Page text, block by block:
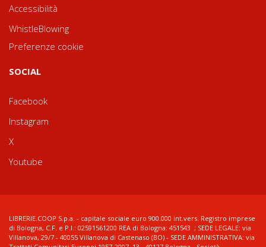
Accessibilità
WhistleBlowing
Preferenze cookie
SOCIAL
Facebook
Instagram
X
Youtube
LIBRERIE.COOP S.p.a. - capitale sociale euro 900.000 int.vers. Registro imprese
di Bologna, C.F. e P.I.: 02591561200 REA di Bologna: 451543 ; SEDE LEGALE: via
Villanova, 29/7 - 40055 Villanova di Castenaso (BO) - SEDE AMMINISTRATIVA: via